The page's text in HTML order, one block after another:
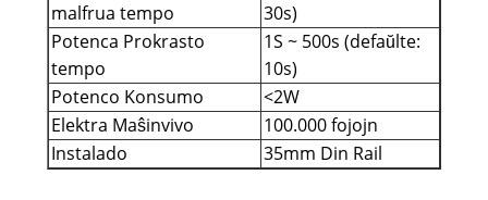
malfrua tempo
30s)
Potenca Prokrasto
tempo
1S ~ 500s (defaŭlte:
10s)
Potenco Konsumo
<2W
Elektra Maŝinvivo
100.000 fojojn
Instalado
35mm Din Rail